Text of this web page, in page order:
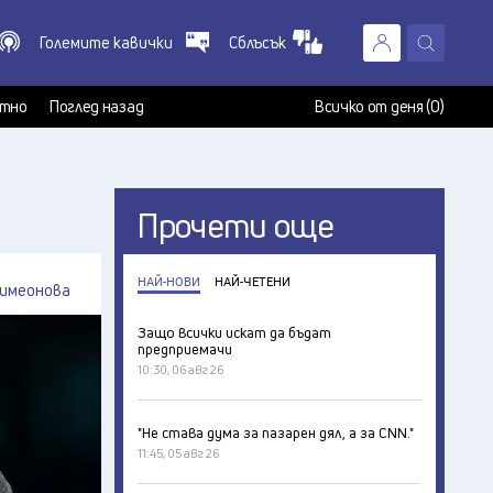
X
Големите кавички Сблъсък
Поглед назад Всичко от деня (0)
Прочети още
НАЙ-НОВИ НАЙ-ЧЕТЕНИ
Защо всички искат да бъдат
предприемачи
10:30, 06 авг 26
"Не става дума за пазарен дял, а за CNN."
11:45, 05 авг 26